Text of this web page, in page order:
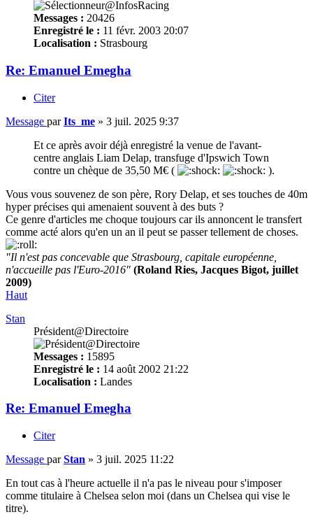
Messages : 20426
Enregistré le : 11 févr. 2003 20:07
Localisation : Strasbourg
Re: Emanuel Emegha
Citer
Message parIts_me » 3 juil. 2025 9:37
Et ce après avoir déjà enregistré la venue de l'avant-
centre anglais Liam Delap, transfuge d'Ipswich Town
contre un chèque de 35,50 M€ (
).
Vous vous souvenez de son père, Rory Delap, et ses touches de 40m
hyper précises qui amenaient souvent à des buts ?
Ce genre d'articles me choque toujours car ils annoncent le transfert
comme acté alors qu'en un an il peut se passer tellement de choses.
"Il n'est pas concevable que Strasbourg, capitale européenne,
n'accueille pas l'Euro-2016" (Roland Ries, Jacques Bigot, juillet
2009)
Haut
Stan
Président@Directoire
Messages : 15895
Enregistré le : 14 août 2002 21:22
Localisation : Landes
Re: Emanuel Emegha
Citer
Message parStan » 3 juil. 2025 11:22
En tout cas à l'heure actuelle il n'a pas le niveau pour s'imposer
comme titulaire à Chelsea selon moi (dans un Chelsea qui vise le
titre).